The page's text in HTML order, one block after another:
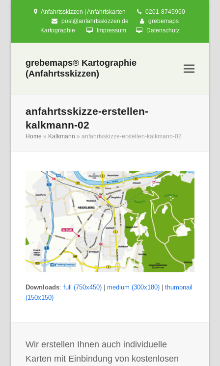
Anfahrtsskizzen | Anfahrtskarten
0201-8745960
post@anfahrtsskizzen.de
grebemaps
Kartographie
Impressum Datenschutz
grebemaps® Kartographie
(Anfahrtsskizzen)
anfahrtsskizze-erstellen-
kalkmann-02
Home » Kalkmann »anfahrtsskizze-erstellen-kalkmann-02
Downloads:full (750x450) |medium (300x180) |thumbnail
(150x150)
Wir erstellen Ihnen auch individuelle
Karten mit Einbindung von kostenlosen